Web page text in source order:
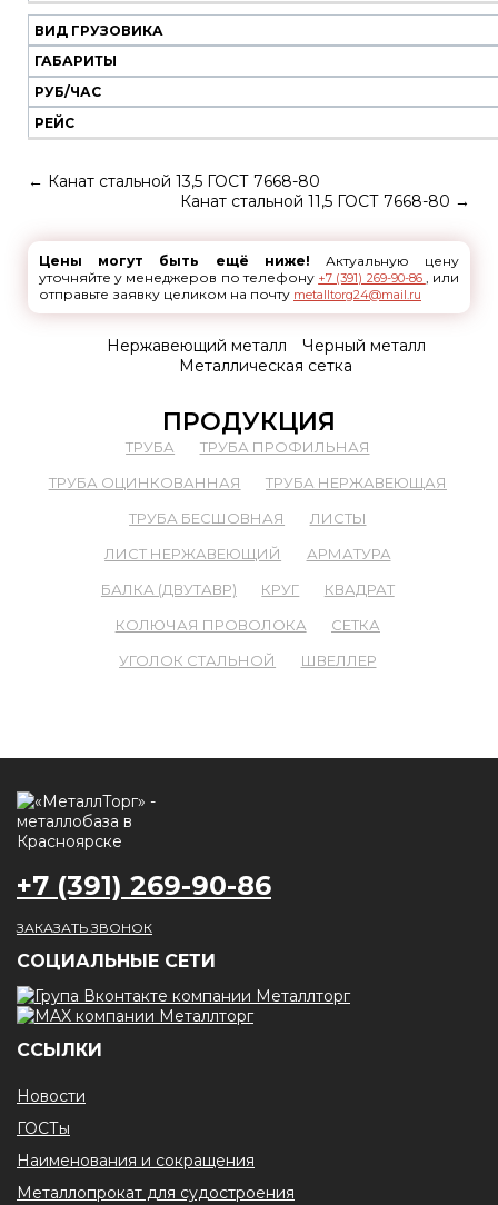
ВИД ГРУЗОВИКА
ГАБАРИТЫ
РУБ/ЧАС
РЕЙС
← Канат стальной 13,5 ГОСТ 7668-80
Канат стальной 11,5 ГОСТ 7668-80 →
Цены могут быть ещё ниже! Актуальную цену
уточняйте у менеджеров по телефону +7 (391) 269-90-86 , или
отправьте заявку целиком на почту metalltorg24@mail.ru
Нержавеющий металл
Черный металл
Металлическая сетка
ПРОДУКЦИЯ
ТРУБА
ТРУБА ПРОФИЛЬНАЯ
ТРУБА ОЦИНКОВАННАЯ
ТРУБА НЕРЖАВЕЮЩАЯ
ТРУБА БЕСШОВНАЯ
ЛИСТЫ
ЛИСТ НЕРЖАВЕЮЩИЙ
АРМАТУРА
БАЛКА (ДВУТАВР)
КРУГ
КВАДРАТ
КОЛЮЧАЯ ПРОВОЛОКА
СЕТКА
УГОЛОК СТАЛЬНОЙ
ШВЕЛЛЕР
+7 (391) 269-90-86
ЗАКАЗАТЬ ЗВОНОК
CОЦИАЛЬНЫЕ СЕТИ
ССЫЛКИ
Новости
ГОСТы
Наименования и сокращения
Металлопрокат для судостроения